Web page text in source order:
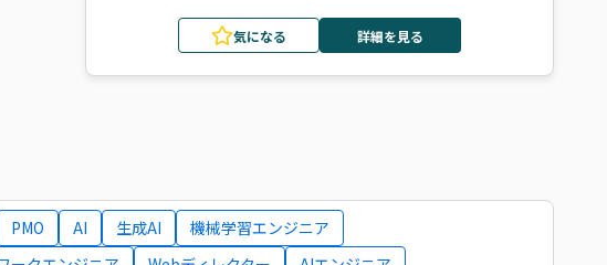
気になる 詳細を見る
PMO AI 生成AI
機械学習エンジニア